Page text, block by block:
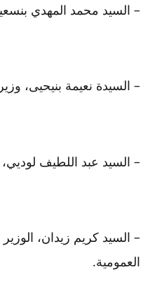
– السيد محمد المهدي
– السيدة نعيمة بنيحيى،
– السيد عبد اللطيف
– السيد كريم زيدان،
العمومية.